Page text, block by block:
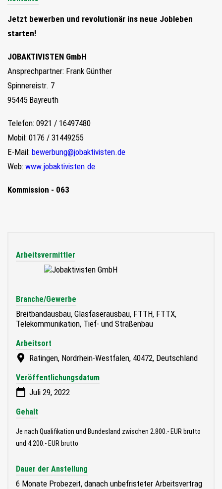
Jetzt bewerben und revolutionär ins neue Jobleben
starten!
JOBAKTIVISTEN GmbH
Ansprechpartner: Frank Günther
Spinnereistr. 7
95445 Bayreuth
Telefon: 0921 / 16497480
Mobil: 0176 / 31449255
E-Mail: bewerbung@jobaktivisten.de
Web: www.jobaktivisten.de
Kommission - 063
Arbeitsvermittler
Branche/Gewerbe
Breitbandausbau, Glasfaserausbau, FTTH, FTTX,
Telekommunikation, Tief- und Straßenbau
Arbeitsort
Ratingen, Nordrhein-Westfalen, 40472, Deutschland
Veröffentlichungsdatum
Juli 29, 2022
Gehalt
Je nach Qualifikation und Bundesland zwischen 2.800.- EUR brutto
und 4.200.- EUR brutto
Dauer der Anstellung
6 Monate Probezeit, danach unbefristeter Arbeitsvertrag